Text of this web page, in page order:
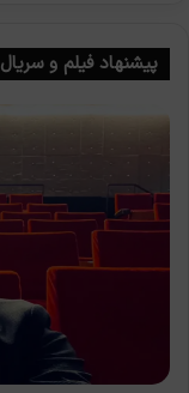
پیشنهاد فیلم و سریال